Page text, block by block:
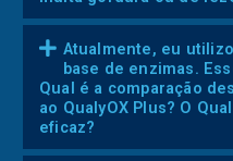
Atualmente, eu
base de enzimas.
Qual é a comparação
ao QualyOX Plus? O
eficaz?